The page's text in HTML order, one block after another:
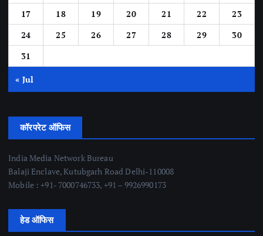
17
18 19 20 21 22
23
24
25 26 27 28 29
30
31
« Jul
कॉरपरेट ऑफिस
India Media Network Bureau
Balaji Enclave, Kutubgarh Road Delhi-110008
Mobile : +91- 7000746733, +91 – 9926990173
हेड ऑफिस